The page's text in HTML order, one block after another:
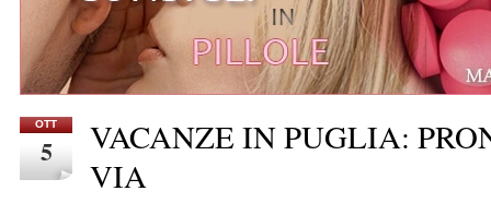
OTT
5
VACANZE IN PUGLIA:
VIA